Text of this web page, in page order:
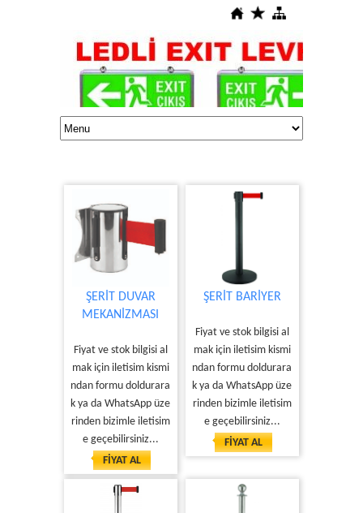
ŞERİT DUVAR
MEKANİZMASI
Fiyat ve stok bilgisi al
mak için iletisim kismi
ndan formu doldurara
k ya da WhatsApp üze
rinden bizimle iletisim
e geçebilirsiniz...
FİYAT AL
ŞERİT BARİYER
Fiyat ve stok bilgisi al
mak için iletisim kismi
ndan formu doldurara
k ya da WhatsApp üze
rinden bizimle iletisim
e geçebilirsiniz...
FİYAT AL